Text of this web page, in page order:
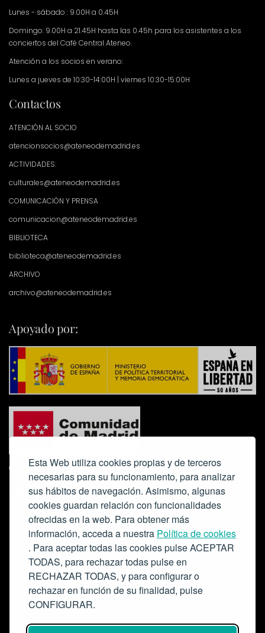
Esta Web utiliza cookies propias y de terceros
necesarias para su funcionamiento, para analizar
sus hábitos de navegación. Asimismo, algunas
cookies guardan relación con funcionalidades
ofrecidas en la web. Para obtener más
información, acceda a nuestra Política de cookies
. Para aceptar todas las cookies pulse ACEPTAR
TODAS, para rechazar todas pulse en
RECHAZAR TODAS, y para configurar o
rechazar en función de su finalidad, pulse
CONFIGURAR.
Lunes - sábado : 9.00H a 0.45H
Domingo: 9.00H a 21.45H hasta las 0.45h para los asistentes a los
conciertos del Café Central Ateneo.
Atención a los socios en verano:
Lunes a jueves de 10:30-14:00H | viernes 10:30-15:00H
Contactos
ATENCIÓN AL SOCIO
atencionsocios@ateneodemadrid.es
ACTIVIDADES:
culturales@ateneodemadrid.es
COMUNICACIÓN Y PRENSA
comunicacion@ateneodemadrid.es
BIBLIOTECA
biblioteca@ateneodemadrid.es
ARCHIVO
archivo@ateneodemadrid.es
Apoyado por:
Colabora: